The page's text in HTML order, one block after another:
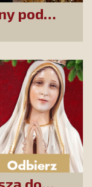
pod